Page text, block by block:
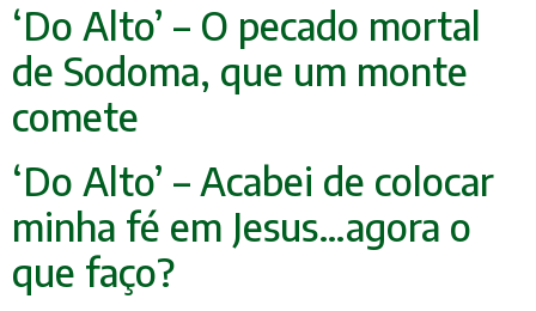
‘Do Alto’ – O pecado mortal
de Sodoma, que um monte
comete
‘Do Alto’ – Acabei de colocar
minha fé em Jesus…agora o
que faço?